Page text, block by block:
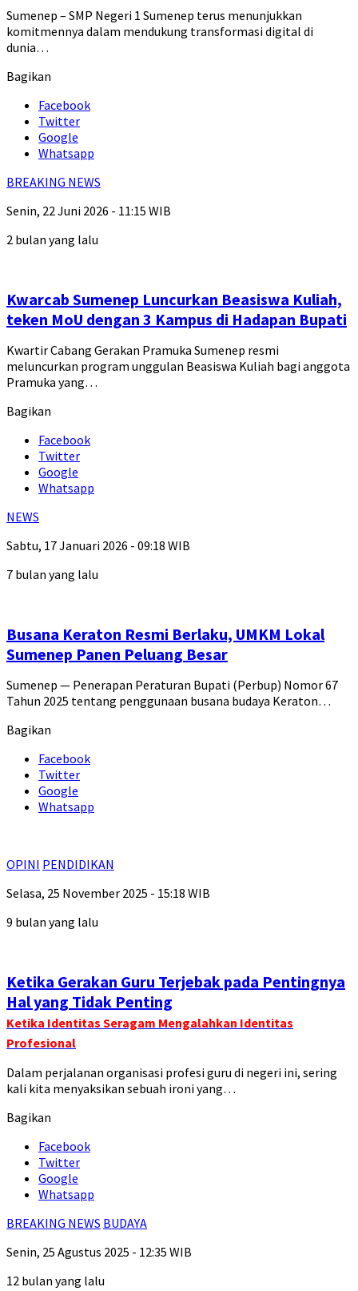
Sumenep – SMP Negeri 1 Sumenep terus menunjukkan
komitmennya dalam mendukung transformasi digital di
dunia…
Bagikan
Facebook
Twitter
Google
Whatsapp
BREAKING NEWS
Senin, 22 Juni 2026 - 11:15 WIB
2 bulan yang lalu
Kwarcab Sumenep Luncurkan Beasiswa Kuliah,
teken MoU dengan 3 Kampus di Hadapan Bupati
Kwartir Cabang Gerakan Pramuka Sumenep resmi
meluncurkan program unggulan Beasiswa Kuliah bagi anggota
Pramuka yang…
Bagikan
Facebook
Twitter
Google
Whatsapp
NEWS
Sabtu, 17 Januari 2026 - 09:18 WIB
7 bulan yang lalu
Busana Keraton Resmi Berlaku, UMKM Lokal
Sumenep Panen Peluang Besar
Sumenep — Penerapan Peraturan Bupati (Perbup) Nomor 67
Tahun 2025 tentang penggunaan busana budaya Keraton…
Bagikan
Facebook
Twitter
Google
Whatsapp
OPINI PENDIDIKAN
Selasa, 25 November 2025 - 15:18 WIB
9 bulan yang lalu
Ketika Gerakan Guru Terjebak pada Pentingnya
Hal yang Tidak Penting
Ketika Identitas Seragam Mengalahkan Identitas
Profesional
Dalam perjalanan organisasi profesi guru di negeri ini, sering
kali kita menyaksikan sebuah ironi yang…
Bagikan
Facebook
Twitter
Google
Whatsapp
BREAKING NEWS BUDAYA
Senin, 25 Agustus 2025 - 12:35 WIB
12 bulan yang lalu